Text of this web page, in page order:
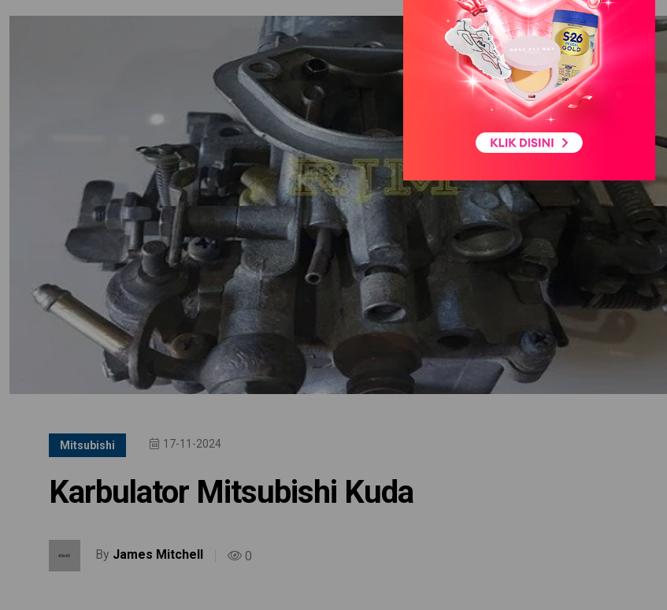
Mitsubishi 17-11-2024
Karbulator Mitsubishi Kuda
By James Mitchell 0